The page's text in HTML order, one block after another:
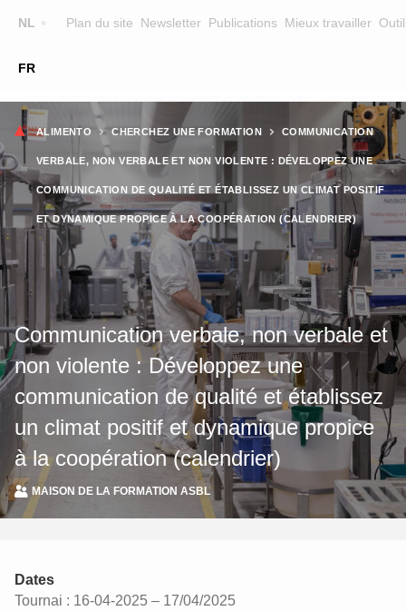
NL
FR
Plan du site Newsletter Publications Mieux travailler
Main
navigation
FORMATION
SUR ALIMENTO
EQUIPE
CONTACT
ZOEK EEN OPLEIDING
Fil
d'Ariane
ALIMENTO CHERCHEZ UNE FORMATION COMMUNICATION
VERBALE, NON VERBALE ET NON VIOLENTE : DÉVELOPPEZ UNE
COMMUNICATION DE QUALITÉ ET ÉTABLISSEZ UN CLIMAT POSITIF
ET DYNAMIQUE PROPICE À LA COOPÉRATION (CALENDRIER)
Communication verbale, non verbale et
non violente : Développez une
communication de qualité et établissez
un climat positif et dynamique propice
à la coopération (calendrier)
MAISON DE LA FORMATION ASBL
Dates
Tournai : 16-04-2025 – 17/04/2025